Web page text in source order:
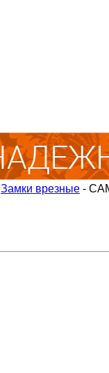
Замки врезные -